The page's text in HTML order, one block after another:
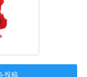
投稿